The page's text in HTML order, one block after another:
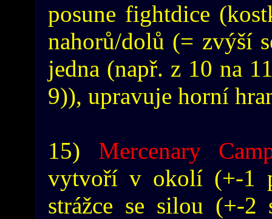
posune fightdice
nahorů/dolů (= zvýší
jedna (např. z 10 na
9)), upravuje horní
15) Mercenary
vytvoří v okolí (+-1
strážce se silou (+-2